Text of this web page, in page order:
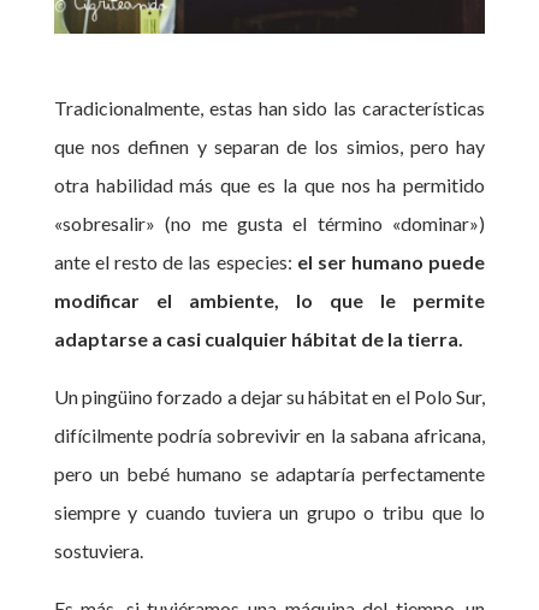
Tradicionalmente, estas han sido las características
que nos definen y separan de los simios, pero hay
otra habilidad más que es la que nos ha permitido
«sobresalir» (no me gusta el término «dominar»)
ante el resto de las especies: el ser humano puede
modificar el ambiente, lo que le permite
adaptarse a casi cualquier hábitat de la tierra.
Un pingüino forzado a dejar su hábitat en el Polo Sur,
difícilmente podría sobrevivir en la sabana africana,
pero un bebé humano se adaptaría perfectamente
siempre y cuando tuviera un grupo o tribu que lo
sostuviera.